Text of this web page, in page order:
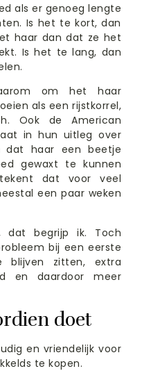
als er genoeg lengte
Is het te kort, dan
haar dan dat ze het
Is het te lang, dan
om het haar
als een rijstkorrel,
Ook de American
in hun uitleg over
dat haar een beetje
gewaxt te kunnen
dat voor veel
een paar weken
dat begrijp ik. Toch
bij een eerste
blijven zitten, extra
en daardoor meer
doet
en vriendelijk voor
te kopen.